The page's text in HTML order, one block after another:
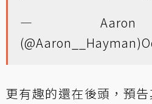
— Aaron
(@Aaron__Hayman)
更有趣的還在後頭，預